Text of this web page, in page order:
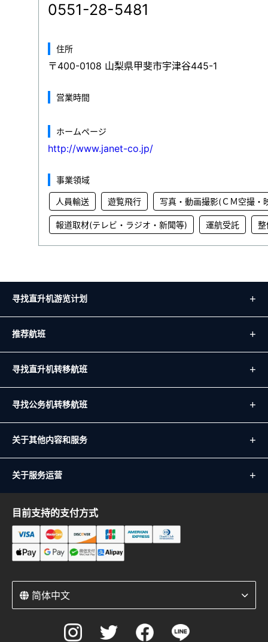
0551-28-5481
住所
〒400-0108 山梨県甲斐市宇津谷445-1
営業時間
ホームページ
http://www.janet-co.jp/
事業領域
人員輸送 遊覧飛行 写真・動画撮影(ＣＭ空撮・
報道取材(テレビ・ラジオ・新聞等) 運航受託 整
寻找直升机游览计划
推荐航班
寻找直升机转移航班
寻找公务机转移航班
关于其他内容和服务
关于服务运营
目前支持的支付方式
简体中文